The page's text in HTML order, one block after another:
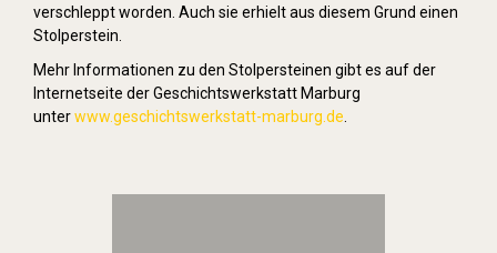
verschleppt worden. Auch sie erhielt aus diesem Grund einen
Stolperstein.
Mehr Informationen zu den Stolpersteinen gibt es auf der
Internetseite der Geschichtswerkstatt Marburg
unterwww.geschichtswerkstatt-marburg.de.